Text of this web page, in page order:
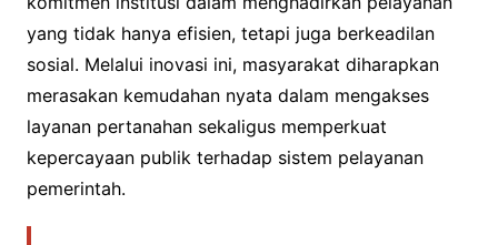
yang tidak hanya efisien, tetapi juga berkeadilan
sosial. Melalui inovasi ini, masyarakat diharapkan
merasakan kemudahan nyata dalam mengakses
layanan pertanahan sekaligus memperkuat
kepercayaan publik terhadap sistem pelayanan
pemerintah.